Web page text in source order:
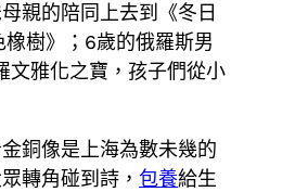
親的陪同上去到《冬日
樹》；6歲的俄羅斯男
文雅化之寶，孩子們從小
銅像是上海為數未幾的
轉角碰到詩，包養給生